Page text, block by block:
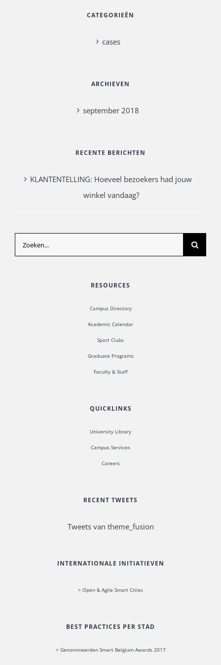
CATEGORIEËN
cases
ARCHIEVEN
september 2018
RECENTE BERICHTEN
KLANTENTELLING: Hoeveel bezoekers had jouw
winkel vandaag?
Zoeken
naar:
RESOURCES
Campus Directory
Academic Calendar
Sport Clubs
Graduate Programs
Faculty & Staff
QUICKLINKS
University Library
Campus Services
Careers
RECENT TWEETS
Tweets van theme_fusion
INTERNATIONALE INITIATIEVEN
> Open & Agile Smart Cities
BEST PRACTICES PER STAD
> Genomineerden Smart Belgium Awards 2017